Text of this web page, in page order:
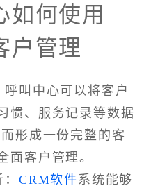
如何使用
户管理
叫中心可以将客户
惯、服务记录等数据
形成一份完整的客
面客户管理。
CRM软件系统能够